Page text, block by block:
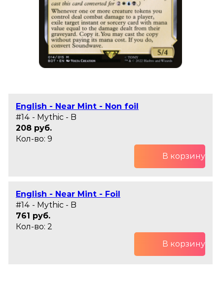
English - Near Mint - Non foil
#14 - Mythic - B
208 руб.
Кол-во: 9
В корзину
English - Near Mint - Foil
#14 - Mythic - B
761 руб.
Кол-во: 2
В корзину